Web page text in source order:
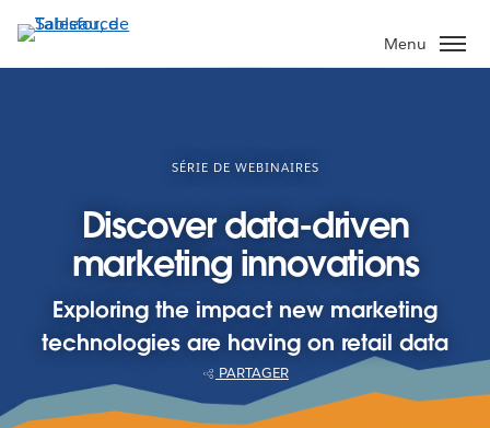
Aller
au
contenu
Menu
SÉRIE DE WEBINAIRES
Discover data-driven
marketing innovations
Exploring the impact new marketing
technologies are having on retail data
PARTAGER